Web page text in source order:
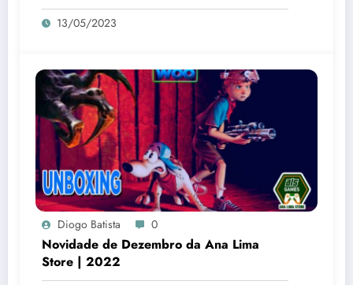
13/05/2023
Diogo Batista 0
Novidade de Dezembro da Ana Lima
Store | 2022